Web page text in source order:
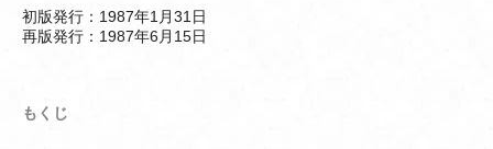
初版発行：1987年1月31日
再版発行：1987年6月15日
もくじ